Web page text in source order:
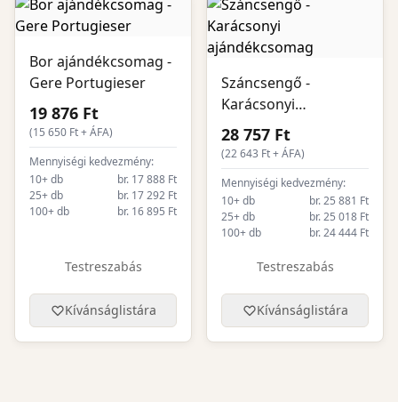
Bor ajándékcsomag -
Gere Portugieser
19 876 Ft
(15 650 Ft + ÁFA)
Mennyiségi kedvezmény:
10+ db
br. 17 888 Ft
25+ db
br. 17 292 Ft
100+ db
br. 16 895 Ft
Testreszabás
Kívánságlistára
Száncsengő -
Karácsonyi
ajándékcsomag
28 757 Ft
(22 643 Ft + ÁFA)
Mennyiségi kedvezmény:
10+ db
br. 25 881 Ft
25+ db
br. 25 018 Ft
100+ db
br. 24 444 Ft
Testreszabás
Kívánságlistára